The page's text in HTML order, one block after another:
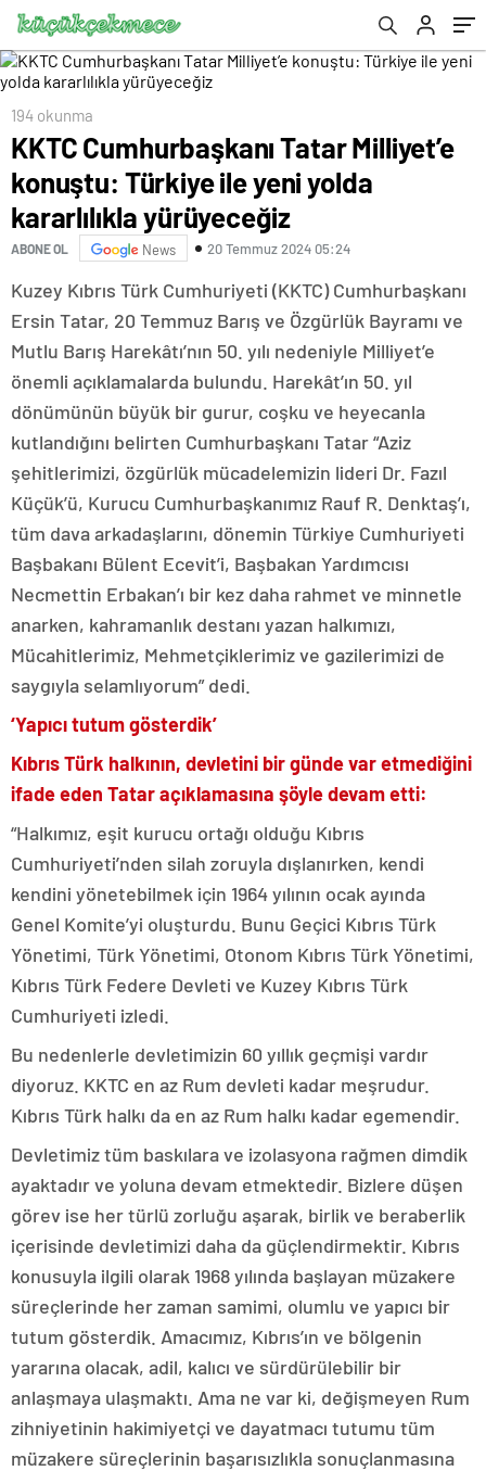
yürüyeceğiz
194 okunma
KKTC Cumhurbaşkanı Tatar Milliyet’e
konuştu: Türkiye ile yeni yolda
kararlılıkla yürüyeceğiz
ABONE OL News 20 Temmuz 2024 05:24
Kuzey Kıbrıs Türk Cumhuriyeti (KKTC) Cumhurbaşkanı
Ersin Tatar, 20 Temmuz Barış ve Özgürlük Bayramı ve
Mutlu Barış Harekâtı’nın 50. yılı nedeniyle Milliyet’e
önemli açıklamalarda bulundu. Harekât’ın 50. yıl
dönümünün büyük bir gurur, coşku ve heyecanla
kutlandığını belirten Cumhurbaşkanı Tatar “Aziz
şehitlerimizi, özgürlük mücadelemizin lideri Dr. Fazıl
Küçük’ü, Kurucu Cumhurbaşkanımız Rauf R. Denktaş’ı,
tüm dava arkadaşlarını, dönemin Türkiye Cumhuriyeti
Başbakanı Bülent Ecevit’i, Başbakan Yardımcısı
Necmettin Erbakan’ı bir kez daha rahmet ve minnetle
anarken, kahramanlık destanı yazan halkımızı,
Mücahitlerimiz, Mehmetçiklerimiz ve gazilerimizi de
saygıyla selamlıyorum” dedi.
‘Yapıcı tutum gösterdik’
Kıbrıs Türk halkının, devletini bir günde var etmediğini
ifade eden Tatar açıklamasına şöyle devam etti:
“Halkımız, eşit kurucu ortağı olduğu Kıbrıs
Cumhuriyeti’nden silah zoruyla dışlanırken, kendi
kendini yönetebilmek için 1964 yılının ocak ayında
Genel Komite’yi oluşturdu. Bunu Geçici Kıbrıs Türk
Yönetimi, Türk Yönetimi, Otonom Kıbrıs Türk Yönetimi,
Kıbrıs Türk Federe Devleti ve Kuzey Kıbrıs Türk
Cumhuriyeti izledi.
Bu nedenlerle devletimizin 60 yıllık geçmişi vardır
diyoruz. KKTC en az Rum devleti kadar meşrudur.
Kıbrıs Türk halkı da en az Rum halkı kadar egemendir.
Devletimiz tüm baskılara ve izolasyona rağmen dimdik
ayaktadır ve yoluna devam etmektedir. Bizlere düşen
görev ise her türlü zorluğu aşarak, birlik ve beraberlik
içerisinde devletimizi daha da güçlendirmektir. Kıbrıs
konusuyla ilgili olarak 1968 yılında başlayan müzakere
süreçlerinde her zaman samimi, olumlu ve yapıcı bir
tutum gösterdik. Amacımız, Kıbrıs’ın ve bölgenin
yararına olacak, adil, kalıcı ve sürdürülebilir bir
anlaşmaya ulaşmaktı. Ama ne var ki, değişmeyen Rum
zihniyetinin hakimiyetçi ve dayatmacı tutumu tüm
müzakere süreçlerinin başarısızlıkla sonuçlanmasına